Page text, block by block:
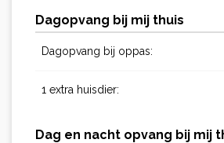
Dagopvang bij mij thuis
Dagopvang bij oppas:
1 extra huisdier:
Dag en nacht opvang bij mij